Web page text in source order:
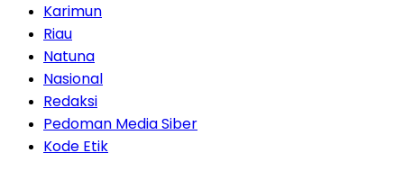
Karimun
Riau
Natuna
Nasional
Redaksi
Pedoman Media Siber
Kode Etik